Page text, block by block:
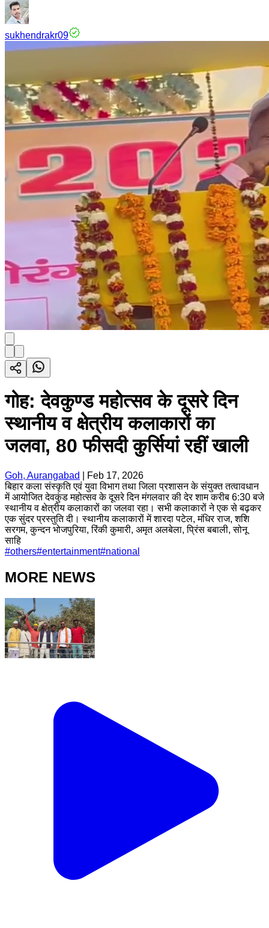
sukhendrakr09
गोह: देवकुण्ड महोत्सव के दूसरे दिन
स्थानीय व क्षेत्रीय कलाकारों का
जलवा, 80 फीसदी कुर्सियां रहीं खाली
Goh, Aurangabad
Feb 17, 2026
बिहार कला संस्कृति एवं युवा विभाग तथा जिला प्रशासन के संयुक्त तत्वावधान
में आयोजित देवकुंड महोत्सव के दूसरे दिन मंगलवार की देर शाम करीब 6:30 बजे
स्थानीय व क्षेत्रीय कलाकारों का जलवा रहा। सभी कलाकारों ने एक से बढ़कर
एक सुंदर प्रस्तुति दी। स्थानीय कलाकारों में शारदा पटेल, मंधिर राज, शशि
सरगम, कुन्दन भोजपुरिया, रिंकी कुमारी, अमृत अलबेला, प्रिंस बबाली, सोनू
साहि
#others#entertainment#national
MORE NEWS